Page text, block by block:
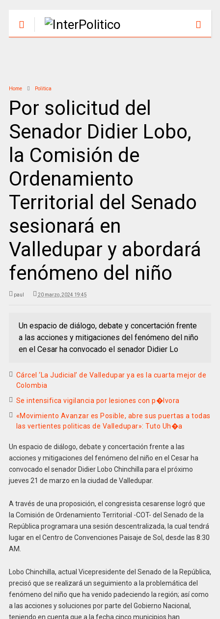
Home Politica
Por solicitud del
Senador Didier Lobo,
la Comisión de
Ordenamiento
Territorial del Senado
sesionará en
Valledupar y abordará
fenómeno del niño
paul 20 marzo, 2024 19:45
Un espacio de diálogo, debate y concertación frente
a las acciones y mitigaciones del fenómeno del niño
en el Cesar ha convocado el senador Didier Lo
Cárcel ‘La Judicial’ de Valledupar ya es la cuarta mejor de
Colombia
Se intensifica vigilancia por lesiones con p�lvora
«Movimiento Avanzar es Posible, abre sus puertas a todas
las vertientes politicas de Valledupar»: Tuto Uh�a
Un espacio de diálogo, debate y concertación frente a las
acciones y mitigaciones del fenómeno del niño en el Cesar ha
convocado el senador Didier Lobo Chinchilla para el próximo
jueves 21 de marzo en la ciudad de Valledupar.
A través de una proposición, el congresista cesarense logró que
la Comisión de Ordenamiento Territorial -COT- del Senado de la
República programara una sesión descentralizada, la cual tendrá
lugar en el Centro de Convenciones Paisaje de Sol, desde las 8:30
AM.
Lobo Chinchilla, actual Vicepresidente del Senado de la República,
precisó que se realizará un seguimiento a la problemática del
fenómeno del niño que ha venido padeciendo la región; así como
a las acciones y soluciones por parte del Gobierno Nacional,
teniendo en cuenta que a la fecha cinco municipios han